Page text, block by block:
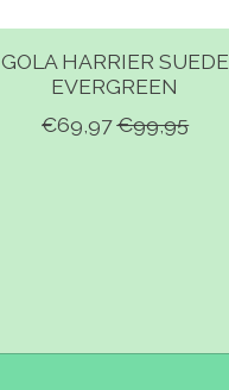
GOLA HARRIER SUEDE
EVERGREEN
€69,97€99,95